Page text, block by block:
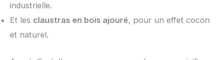
industrielle.
Et les claustras en bois ajouré, pour un effet cocon
et naturel.